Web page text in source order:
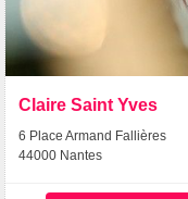
Claire Saint Yves
6 Place Armand Fallières
44000 Nantes